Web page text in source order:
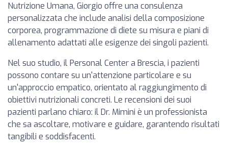
Nutrizione Umana, Giorgio offre una consulenza
personalizzata che include analisi della composizione
corporea, programmazione di diete su misura e piani di
allenamento adattati alle esigenze dei singoli pazienti.
Nel suo studio, il Personal Center a Brescia, i pazienti
possono contare su un'attenzione particolare e su
un'approccio empatico, orientato al raggiungimento di
obiettivi nutrizionali concreti. Le recensioni dei suoi
pazienti parlano chiaro: il Dr. Mimini è un professionista
che sa ascoltare, motivare e guidare, garantendo risultati
tangibili e soddisfacenti.